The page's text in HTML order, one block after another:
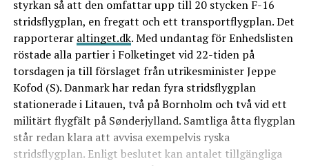
styrkan så att den omfattar upp till 20 stycken F-16
stridsflygplan, en fregatt och ett transportflygplan. Det
rapporterar altinget.dk. Med undantag för Enhedslisten
röstade alla partier i Folketinget vid 22-tiden på
torsdagen ja till förslaget från utrikesminister Jeppe
Kofod (S). Danmark har redan fyra stridsflygplan
stationerade i Litauen, två på Bornholm och två vid ett
militärt flygfält på Sønderjylland. Samtliga åtta flygplan
står redan klara att avvisa exempelvis ryska
stridsflygplan. Enligt beslutet kan antalet tillgängliga